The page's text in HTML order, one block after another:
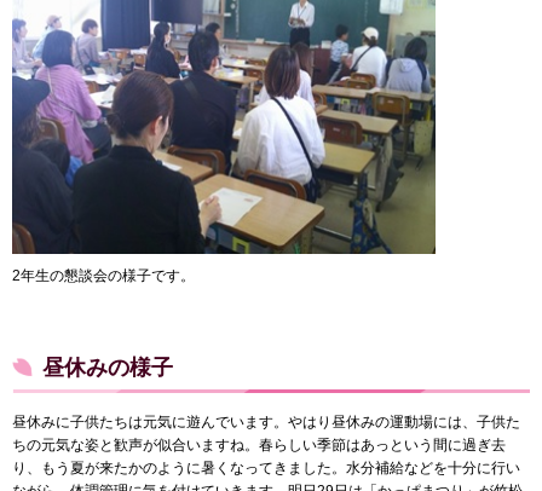
2年生の懇談会の様子です。
昼休みの様子
昼休みに子供たちは元気に遊んでいます。やはり昼休みの運動場には、子供た
ちの元気な姿と歓声が似合いますね。春らしい季節はあっという間に過ぎ去
り、もう夏が来たかのように暑くなってきました。水分補給などを十分に行い